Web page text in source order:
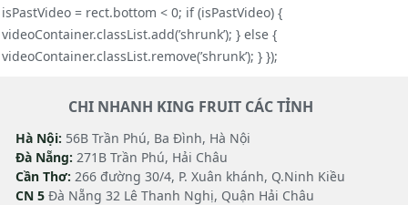
isPastVideo = rect.bottom < 0; if (isPastVideo) {
videoContainer.classList.add(’shrunk’); } else {
videoContainer.classList.remove(’shrunk’); } });
CHI NHANH KING FRUIT CÁC TỈNH
Hà Nội: 56B Trần Phú, Ba Đình, Hà Nội
Đà Nẵng: 271B Trần Phú, Hải Châu
Cần Thơ: 266 đường 30/4, P. Xuân khánh, Q.Ninh Kiều
CN 5 Đà Nẵng 32 Lê Thanh Nghị, Quận Hải Châu